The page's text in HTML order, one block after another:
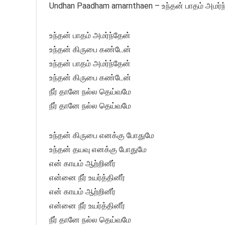
Undhan Paadham amarnthaen – உந்தன் பாதம்
உந்தன் பாதம் அமர்ந்தேன்
உந்தன் கிருபை கண்டேன்
உந்தன் பாதம் அமர்ந்தேன்
உந்தன் கிருபை கண்டேன்
நீர் தானே நல்ல தெய்வமே
நீர் தானே நல்ல தெய்வமே
உந்தன் கிருபை எனக்கு போதுமே
உந்தன் தயவு எனக்கு போதுமே
என் காயம் ஆற்றினீர்
என்னை நீர் உயர்த்தினீர்
என் காயம் ஆற்றினீர்
என்னை நீர் உயர்த்தினீர்
நீர் தானே நல்ல தெய்வமே